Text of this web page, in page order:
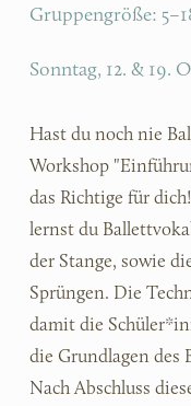
Gruppengröße:
Sonntag, 12. & 19.
Hast du noch nie
Workshop
das Richtige für
lernst du
der Stange, sowie
Sprüngen. Die
damit die
die Grundlagen des
Nach Abschluss